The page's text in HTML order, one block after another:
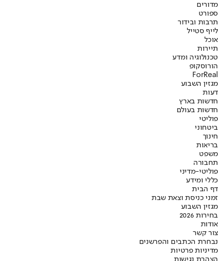
מדורים
ספורט
תרבות ובידור
לייף סטייל
אוכל
תיירות
טכנולוגיה ומדע
הורוסקופ
ForReal
מגזין השבוע
דעות
חדשות בארץ
חדשות בעולם
פוליטי
ביטחוני
חינוך
בריאות
משפט
תחבורה
פוליטי-מדיני
כללי ומידע
דף הבית
זמני כניסת וצאת שבת
מגזין השבוע
בחירות 2026
אודות
צור קשר
נבחרת הכתבים והפרשנים
מדיניות פרטיות